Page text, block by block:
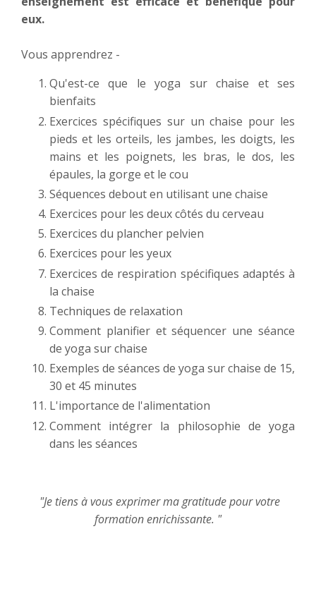
eux.
Vous apprendrez -
Qu'est-ce que le yoga sur chaise et ses
bienfaits
Exercices spécifiques sur un chaise pour les
pieds et les orteils, les jambes, les doigts, les
mains et les poignets, les bras, le dos, les
épaules, la gorge et le cou
Séquences debout en utilisant une chaise
Exercices pour les deux côtés du cerveau
Exercices du plancher pelvien
Exercices pour les yeux
Exercices de respiration spécifiques adaptés à
la chaise
Techniques de relaxation
Comment planifier et séquencer une séance
de yoga sur chaise
Exemples de séances de yoga sur chaise de 15,
30 et 45 minutes
L'importance de l'alimentation
Comment intégrer la philosophie de yoga
dans les séances
"Je tiens à vous exprimer ma gratitude pour votre
formation enrichissante. "